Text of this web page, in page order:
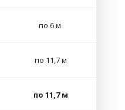
по 6 м
по 11,7 м
по 11,7 м